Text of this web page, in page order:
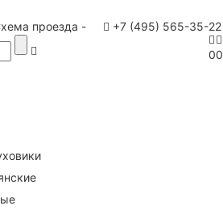
проезда - +7 (495) 565-35-22
00